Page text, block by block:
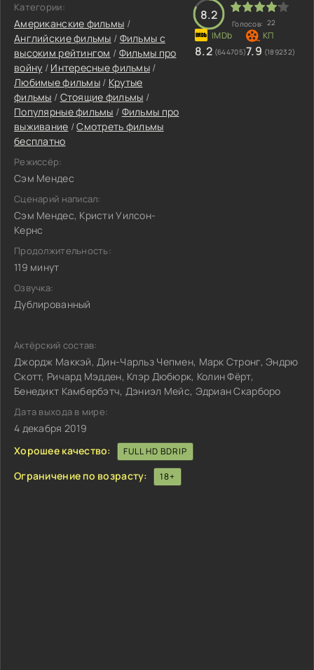
Категории:
Американские фильмы /
Английские фильмы / Фильмы с
высоким рейтингом / Фильмы про
войну / Интересные фильмы /
Любимые фильмы/ Крутые
фильмы / Стоящие фильмы /
Популярные фильмы / Фильмы про
выживание /Смотреть фильмы
бесплатно
Режиссёр:
Сэм Мендес
Сценарий написал:
Сэм Мендес, Кристи Уилсон-
Кернс
Продолжительность:
119 минут
Озвучка:
Дублированный
8.2
Голосов: 22
8.2 (644705)7.9 (189232)
Актёрский состав:
Джордж Маккэй, Дин-Чарльз Чепмен, Марк Стронг, Эндрю
Скотт, Ричард Мэдден, Клэр Дюбюрк, Колин Фёрт,
Бенедикт Камбербэтч, Дэниэл Мейс, Эдриан Скарборо
Дата выхода в мире:
4 декабря 2019
Хорошее качество:
FULL HD BDRIP
Ограничение по возрасту: 18+